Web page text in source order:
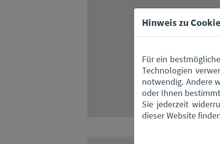
Hinweis zu
Für ein
Technologien
notwendig. Andere
oder Ihnen
Sie jederzeit
dieser Website